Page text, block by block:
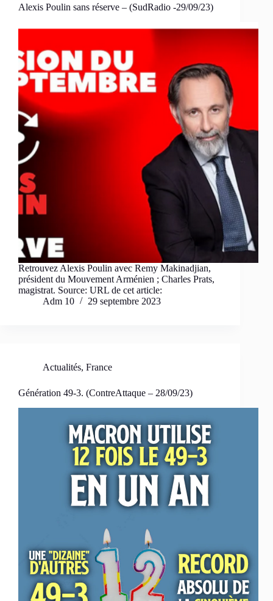
Alexis Poulin sans réserve – (SudRadio -29/09/23)
Retrouvez Alexis Poulin avec Remy Makinadjian,
président du Mouvement Arménien ; Charles Prats,
magistrat. Source: URL de cet article:
Adm 10
29 septembre 2023
Actualités, France
Génération 49-3. (ContreAttaque – 28/09/23)